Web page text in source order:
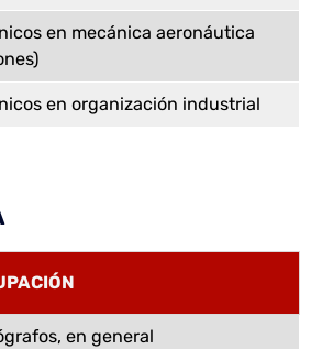
en mecánica aeronáutica
en organización industrial
en general